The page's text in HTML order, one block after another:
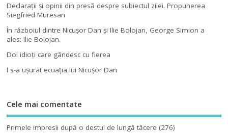
Declaraţii şi opinii din presă despre subiectul zilei. Propunerea
Siegfried Muresan
În războiul dintre Nicuşor Dan şi Ilie Bolojan, George Simion a
ales: Ilie Bolojan.
Doi idioţi care gândesc cu fierea
I s-a uşurat ecuaţia lui Nicuşor Dan
Cele mai comentate
Primele impresii după o destul de lungă tăcere (276)